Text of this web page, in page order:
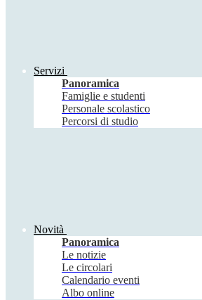
Servizi
Panoramica
Famiglie e studenti
Personale scolastico
Percorsi di studio
Novità
Panoramica
Le notizie
Le circolari
Calendario eventi
Albo online